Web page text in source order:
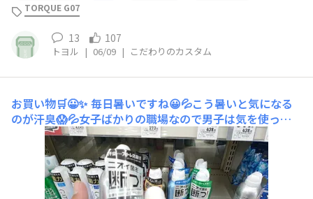
TORQUE G07
13 107
トヨル | 06/09 | こだわりのカスタム
お買い物🛒😀✨毎日暑いですね😀💦こう暑いと気になる
のが汗臭😱💦女子ばかりの職場なので男子は気を使って
ます😀✨💦👍 8億😀✨💰️明日当たるといいな😀👍✨ いつも
の塗装職人さんが廃業したので自分で塗ろうと、、、上手
く出来るかな?😀💦便利グッズ🔩500円😀✨👍電ドラでイ
ケます✨間違いなく美味い😀✨ヤ